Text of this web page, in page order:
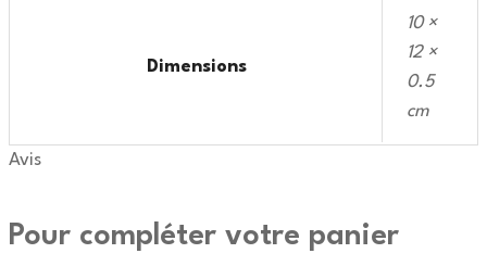
Dimensions
10 ×
12 ×
0.5
cm
Avis
Pour compléter votre panier